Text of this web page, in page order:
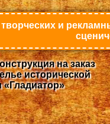
и
на заказ
исторической
«Гладиатор»